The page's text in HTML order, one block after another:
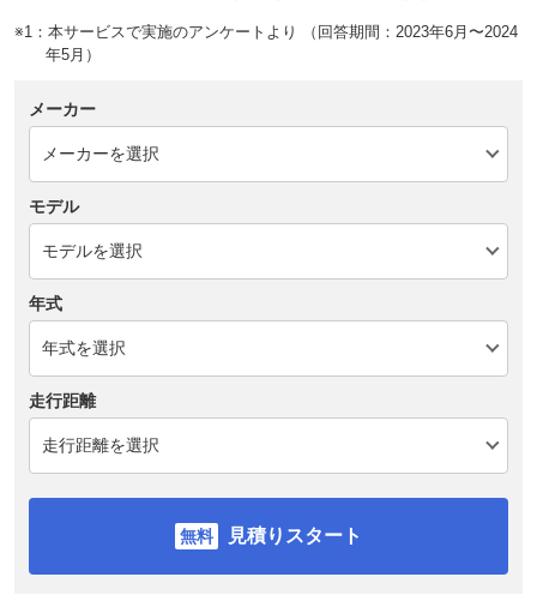
※1：本サービスで実施のアンケートより （回答期間：2023年6月〜2024
年5月）
メーカー
モデル
年式
走行距離
見積りスタート